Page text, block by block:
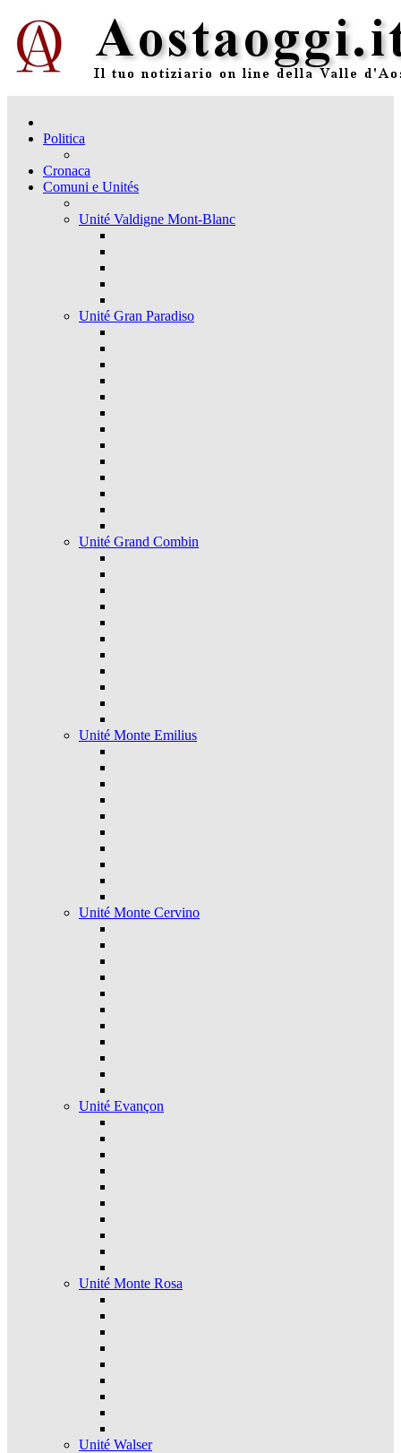
Politica
Cronaca
Comuni e Unités
Unité Valdigne Mont-Blanc
Unité Gran Paradiso
Unité Grand Combin
Unité Monte Emilius
Unité Monte Cervino
Unité Evançon
Unité Monte Rosa
Unité Walser